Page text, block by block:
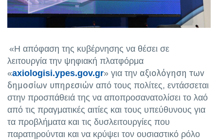
«Η απόφαση της κυβέρνησης να θέσει σε
λειτουργία την ψηφιακή πλατφόρμα
«axiologisi.ypes.gov.gr» για την αξιολόγηση των
δημοσίων υπηρεσιών από τους πολίτες, εντάσσεται
στην προσπάθειά της να αποπροσανατολίσει το λαό
από τις πραγματικές αιτίες και τους υπεύθυνους για
τα προβλήματα και τις δυσλειτουργίες που
παρατηρούνται και να κρύψει τον ουσιαστικό ρόλο